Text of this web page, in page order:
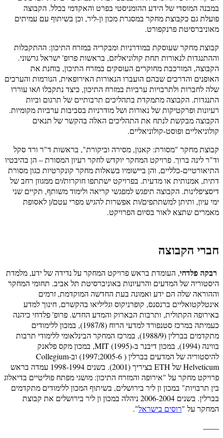
במבנה המוסדי של הידע ההומניסטי בפרט והאקדמי בכלל. הקבוצה
פועלת גם כקבוצת מחקר במסגרת מכון ון-ליר, וכן בשיתוף עם עמיתים
מאוניברסיטת פרנקפורט.
קבוצת מחקר שעוסקת במודרניות ומבקריה במזרח התיכון: ההתקבלות
וההתנגדות לנאורות תחת קולוניאליזם, בראשות פרופ' ישראל גרשוני.
הקבוצה, המורכבת מחוקרים העוסקים במזרח התיכון, בוחנת את
האופנים והדרכים שבהם הועברו הנאורות האירופאית, הנורמות והערכים
שלה לחברות ולתרבויות ערביות במזרח התיכון, כיצד נתקבלו ו/או עוררו
התנגדות. הקבוצה מתמקדת בתהליכים תרבותיים של תרגום וביות
רעיונות ופרקטיקות של נאורות ושל מודרניות בסביבות ערביות מקומיות.
הקבוצה מבקשת לנתח את התהליכים האלה בהקשר של תנאים
קולוניאליים ופוסט-קולוניאליים.
קבוצת מחקר "מסורת: קאנון, מסירה וביקורת", בראשות ד"ר ורד סקל
וד"ר לינה ברוך. פרויקט המחקר יוקדש לחקר רעיון המסורת – הן בהיבטיו
התיאורטיים-כלליים, והן ביישומיו בשאלות מחקר קונקרטיות כגון מסורת
דתית, אמנותית או מדעית. בפרויקט ישתתפו חוקרות/ים ממגוון רחב של
דיסציפלינות. הקבוצה תיפגש למפגשי קריאה ולימוד משותף, תקיים שני
ימי עיון, ותיתן למשתתפים/ות אפשרות להגיש מפרי עטם/ן לאסופת
מאמרים שתצא לאור בסיום הפרויקט.
חברי הקבוצה
רבקה פלדחי, העומדת בראש פרויקט המחקר על נדידה של ידע, מלמדת
היסטוריה של המדעים והרעיונות באוניברסיטת תל אביב. תחומי המחקר
וההוראה שלה הם ידע ואמונה בעת החדשה המוקדמת, זרמים
אינטלקטואליים ברנסנס, קופרניקוס וגליליאו בהקשרם, חינוך למדע
באירופה הקתולית, ותרבות הבארוק והמדע החדש. פרופ' פלדחי כיהנה
כעמיתה במרכז סטנפורד למדעי הרוח (1987/8), במכון ללימודים
מתקדמים בברלין (1988/9), במרכז המחקר הבינלאומי ללימודי תרבות
בווינה (1994), במכון דיבנר ב-MIT (1995), במכון מקס פלאנק
להיסטוריה של המדעים בברלין ( 2005-6;1997) וב-Collegium
Helveticum של ETH בציריך (2001). בשנים 1998-1994 עמדה בראש
פרויקט מחקר על "אירופה והמזרח התיכון: מושגי מפתח פוליטיים בדיאלוג
בין תרבויות" במכון ון ליר בירושלים, בשיתוף המכון ללימודים מתקדמים
בברלין. בשנים 2006-2004 ניהלה במכון ון ליר בירושלים את קבוצת
המחקר על "רוסים בישראל".